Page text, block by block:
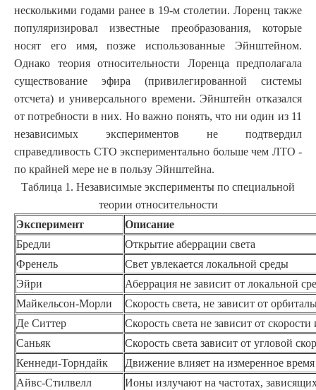
несколькими годами ранее в 19-м столетии. Лоренц также
популяризировал известные преобразования, которые
носят его имя, позже использованные Эйнштейном.
Однако теория относительности Лоренца предполагала
существование эфира (привилегированной системы
отсчета) и универсального времени. Эйнштейн отказался
от потребности в них. Но важно понять, что ни один из 11
независимых экспериментов не подтвердил
справедливость СТО экспериментально больше чем ЛТО -
по крайней мере не в пользу Эйнштейна.
Таблица 1. Независимые эксперименты по специальной
теории относительности
Эксперимент
Описание
Бредли
Открытие аберрации света
Френель
Свет увлекается локальной среды
Эйри
Аберрация не зависит от локальной
Майкельсон-Морли
Скорость света, не зависит от
Де Ситтер
Скорость света не зависит от скорости
Саньяк
Скорость света зависит от угловой
Кеннеди-Торндайк
Движение влияет на измеренное время
Айвс-Стилвелл
Ионы излучают на частотах,